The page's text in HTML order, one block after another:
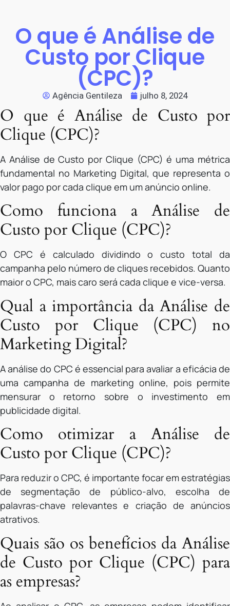
O que é Análise de
Custo por Clique
(CPC)?
Agência Gentileza julho 8, 2024
O que é Análise de Custo por
Clique (CPC)?
A Análise de Custo por Clique (CPC) é uma métrica
fundamental no Marketing Digital, que representa o
valor pago por cada clique em um anúncio online.
Como funciona a Análise de
Custo por Clique (CPC)?
O CPC é calculado dividindo o custo total da
campanha pelo número de cliques recebidos. Quanto
maior o CPC, mais caro será cada clique e vice-versa.
Qual a importância da Análise de
Custo por Clique (CPC) no
Marketing Digital?
A análise do CPC é essencial para avaliar a eficácia de
uma campanha de marketing online, pois permite
mensurar o retorno sobre o investimento em
publicidade digital.
Como otimizar a Análise de
Custo por Clique (CPC)?
Para reduzir o CPC, é importante focar em estratégias
de segmentação de público-alvo, escolha de
palavras-chave relevantes e criação de anúncios
atrativos.
Quais são os benefícios da Análise
de Custo por Clique (CPC) para
as empresas?